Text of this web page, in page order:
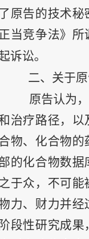
原告的技术秘
当竞争法》所
诉讼。
二、关于
原告认为
治疗路径，以
物、化合物的
的化合物数据
于众，不可能
力、财力并经
段性研究成果